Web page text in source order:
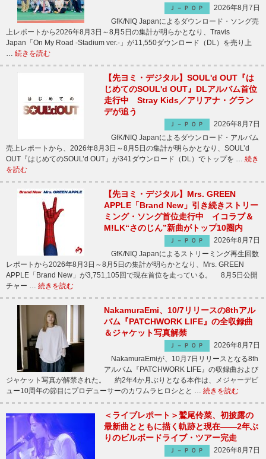
Ｊ－ＰＯＰ
2026年8月7日
GfK/NIQ Japanによるダウンロード・ソング売
上レポートから2026年8月3日～8月5日の集計が明らかとなり、Travis
Japan「On My Road -Stadium ver.-」が11,550ダウンロード（DL）を売り上
… 続きを読む
【先ヨミ・デジタル】SOUL'd OUT『は
じめてのSOUL'd OUT』DLアルバム首位
走行中 Stray Kids／アリアナ・グラン
デが追う
Ｊ－ＰＯＰ
2026年8月7日
GfK/NIQ Japanによるダウンロード・アルバム
売上レポートから、2026年8月3日～8月5日の集計が明らかとなり、SOUL’d
OUT『はじめてのSOUL’d OUT』が341ダウンロード（DL）でトップを … 続き
を読む
【先ヨミ・デジタル】Mrs. GREEN
APPLE「Brand New」引き続きストリー
ミング・ソング首位走行中 イコラブ＆
M!LK“さのじん”新曲がトップ10圏内
Ｊ－ＰＯＰ
2026年8月7日
GfK/NIQ Japanによるストリーミング再生回数
レポートから2026年8月3日～8月5日の集計が明らかとなり、Mrs. GREEN
APPLE「Brand New」が3,751,105回で現在首位を走っている。 8月5日公開
チャー … 続きを読む
NakamuraEmi、10/7リリースの8thアル
バム『PATCHWORK LIFE』の全収録曲
＆ジャケット写真解禁
Ｊ－ＰＯＰ
2026年8月7日
NakamuraEmiが、10月7日リリースとなる8th
アルバム『PATCHWORK LIFE』の収録曲および
ジャケット写真が解禁された。 約2年4か月ぶりとなる本作は、メジャーデビ
ュー10周年の節目にプロデューサーのカワムラヒロシとと … 続きを読む
＜ライブレポート＞鷲尾伶菜、初披露の
最新曲とともに描く軌跡と現在――2年ぶ
りのビルボードライブ・ツアー完走
Ｊ－ＰＯＰ
2026年8月7日